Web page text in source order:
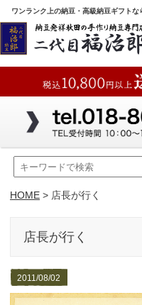
ワンランク上の納豆・高級納豆ギフト
HOME > 店長が行く
店長が行く
2011/08/02